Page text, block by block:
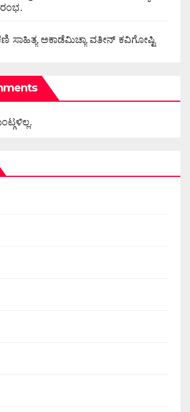
ಸಾಹಿತ್ಯ ಅಕಾಡೆಮಿಚ್ಯಾ ವತೀನ್ ಕವಿಗೋಷ್ಟಿ